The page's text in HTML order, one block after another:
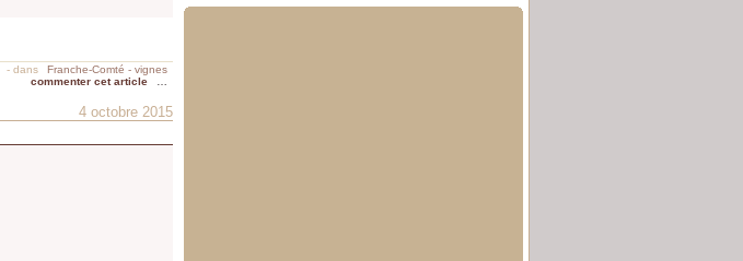
v
n
t
- dans
Franche-Comté - vignes
commenter cet article
4 octobre 2015